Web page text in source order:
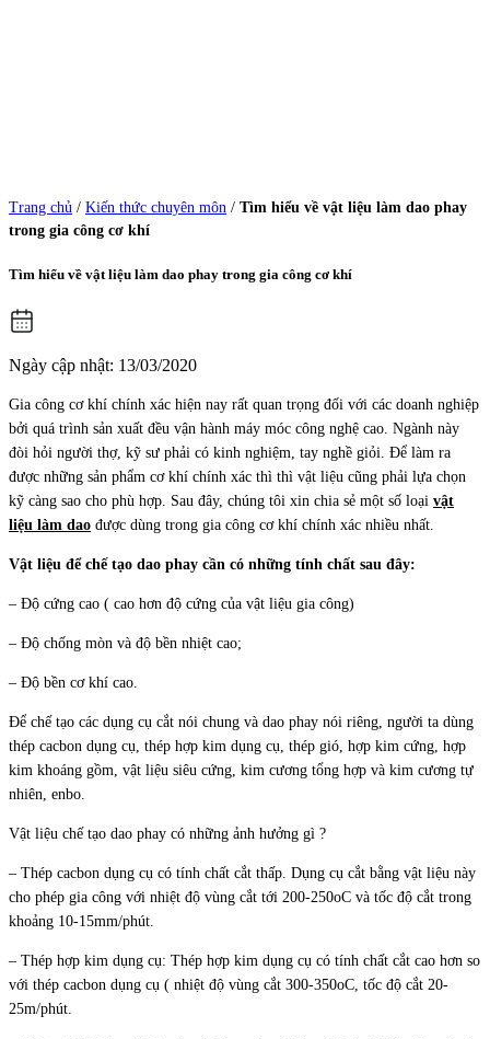
Trang chủ / Kiến thức chuyên môn / Tìm hiểu về vật liệu làm dao phay
trong gia công cơ khí
Tìm hiểu về vật liệu làm dao phay trong gia công cơ khí
Ngày cập nhật: 13/03/2020
Gia công cơ khí chính xác hiện nay rất quan trọng đối với các doanh nghiệp
bởi quá trình sản xuất đều vận hành máy móc công nghệ cao. Ngành này
đòi hỏi người thợ, kỹ sư phải có kinh nghiệm, tay nghề giỏi. Để làm ra
được những sản phẩm cơ khí chính xác thì thì vật liệu cũng phải lựa chọn
kỹ càng sao cho phù hợp. Sau đây, chúng tôi xin chia sẻ một số loại vật
liệu làm dao được dùng trong gia công cơ khí chính xác nhiều nhất.
Vật liệu để chế tạo dao phay cần có những tính chất sau đây:
– Độ cứng cao ( cao hơn độ cứng của vật liệu gia công)
– Độ chống mòn và độ bền nhiệt cao;
– Độ bền cơ khí cao.
Để chế tạo các dụng cụ cắt nói chung và dao phay nói riêng, người ta dùng
thép cacbon dụng cụ, thép hợp kim dụng cụ, thép gió, hợp kim cứng, hợp
kim khoáng gồm, vật liệu siêu cứng, kim cương tổng hợp và kim cương tự
nhiên, enbo.
Vật liệu chế tạo dao phay có những ảnh hưởng gì ?
– Thép cacbon dụng cụ có tính chất cắt thấp. Dụng cụ cắt bằng vật liệu này
cho phép gia công với nhiệt độ vùng cắt tới 200-250oC và tốc độ cắt trong
khoảng 10-15mm/phút.
– Thép hợp kim dụng cụ: Thép hợp kim dụng cụ có tính chất cắt cao hơn so
với thép cacbon dụng cụ ( nhiệt độ vùng cắt 300-350oC, tốc độ cắt 20-
25m/phút.